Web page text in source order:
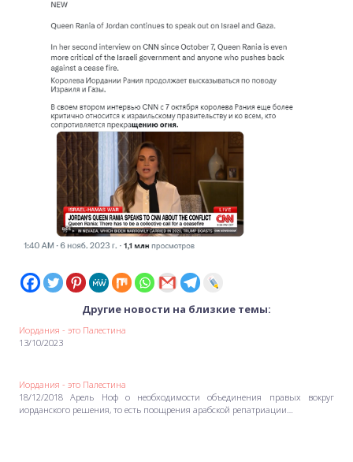
Другие новости на близкие темы:
Иордания - это Палестина
13/10/2023
Иордания - это Палестина
18/12/2018 Арель Ноф о необходимости объединения правых вокруг
иорданского решения, то есть поощрения арабской репатриации…